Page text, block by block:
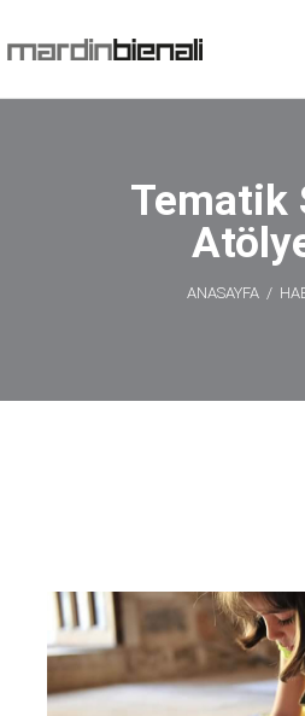
Tematik
ANASAYFA/